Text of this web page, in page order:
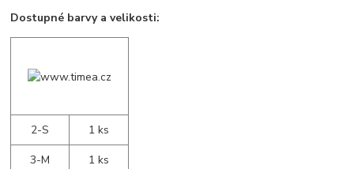
Dostupné barvy a velikosti:
2-S
1 ks
3-M
1 ks